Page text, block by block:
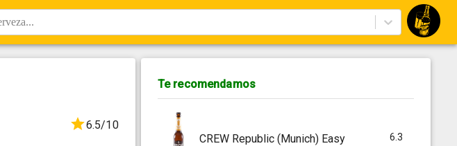
6.5/10
Te recomendamos
CREW Republic (Munich) Easy 6.3